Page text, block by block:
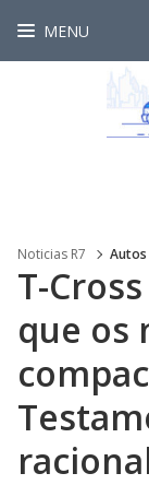
MENU
Noticias R7 Autos
T-
que os